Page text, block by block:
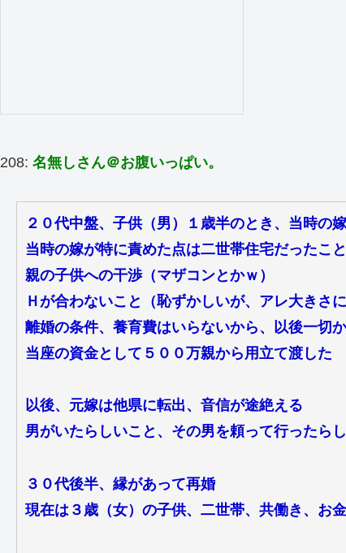
208: 名無しさん＠お腹いっぱい。
２０代中盤、子供（男）１歳半のとき、当時の
当時の嫁が特に責めた点は二世帯住宅だったこと
親の子供への干渉（マザコンとかｗ）
Ｈが合わないこと（恥ずかしいが、アレ大きさ
離婚の条件、養育費はいらないから、以後一切
当座の資金として５００万親から用立て渡した
以後、元嫁は他県に転出、音信が途絶える
男がいたらしいこと、その男を頼って行ったら
３０代後半、縁があって再婚
現在は３歳（女）の子供、二世帯、共働き、お